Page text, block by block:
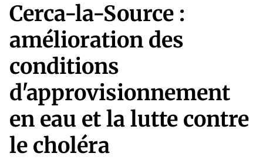
Cerca-la-Source :
amélioration des
conditions
d'approvisionnement
en eau et la lutte contre
le choléra